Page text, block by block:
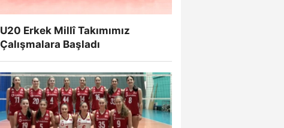
U20 Erkek Millî Takımımız
Çalışmalara Başladı